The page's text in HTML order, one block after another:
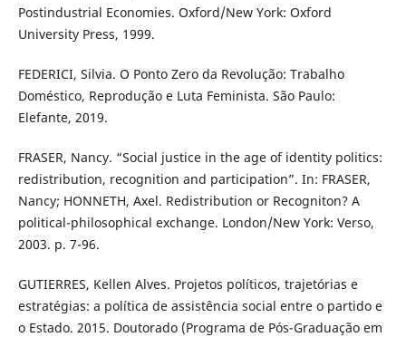
Postindustrial Economies. Oxford/New York: Oxford
University Press, 1999.
FEDERICI, Silvia. O Ponto Zero da Revolução: Trabalho
Doméstico, Reprodução e Luta Feminista. São Paulo:
Elefante, 2019.
FRASER, Nancy. “Social justice in the age of identity politics:
redistribution, recognition and participation”. In: FRASER,
Nancy; HONNETH, Axel. Redistribution or Recogniton? A
political-philosophical exchange. London/New York: Verso,
2003. p. 7-96.
GUTIERRES, Kellen Alves. Projetos políticos, trajetórias e
estratégias: a política de assistência social entre o partido e
o Estado. 2015. Doutorado (Programa de Pós-Graduação em